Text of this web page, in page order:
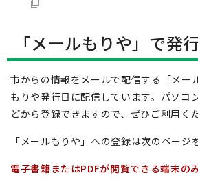
「メールもりや」で発
市からの情報をメールで配信する「メー
もりや発行日に配信しています。パソコ
どから登録できますので、ぜひご利用くだ
「メールもりや」への登録は次のページ
電子書籍またはPDFが閲覧できる端末の